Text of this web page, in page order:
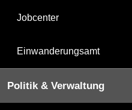
Jobcenter
Einwanderungsamt
Politik & Verwaltung